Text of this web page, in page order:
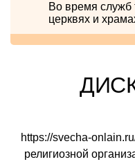
Во время служб
церквях и
https://svecha-
религиозной